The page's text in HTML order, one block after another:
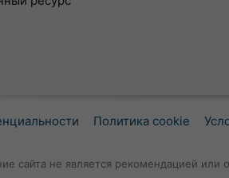
Политика cookie
сайта не является рекомендацией или